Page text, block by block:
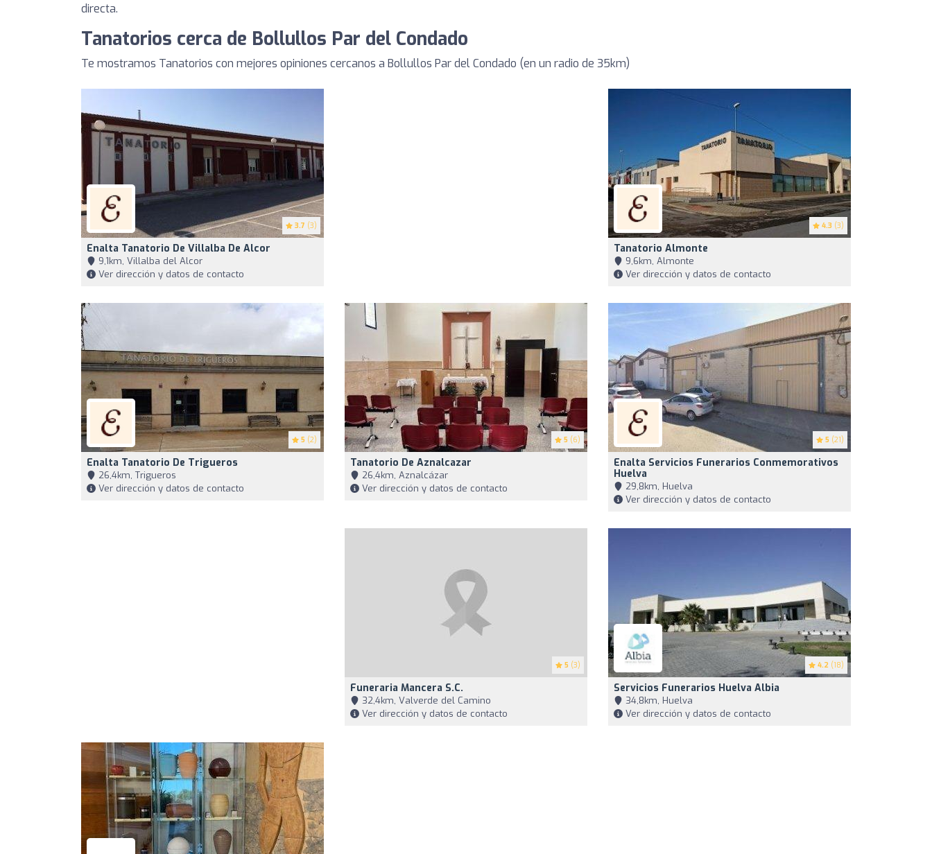
directa.
Tanatorios cerca de Bollullos Par del Condado
Te mostramos Tanatorios con mejores opiniones cercanos a Bollullos Par del Condado (en un radio de 35km)
3.7 (3)
Enalta Tanatorio De Villalba De Alcor
9,1km, Villalba del Alcor
Ver dirección y datos de contacto
4.3 (3)
Tanatorio Almonte
9,6km, Almonte
Ver dirección y datos de contacto
5 (2)
Enalta Tanatorio De Trigueros
26,4km, Trigueros
Ver dirección y datos de contacto
5 (6)
Tanatorio De Aznalcazar
26,4km, Aznalcázar
Ver dirección y datos de contacto
5 (21)
Enalta Servicios Funerarios Conmemorativos
Huelva
29,8km, Huelva
Ver dirección y datos de contacto
5 (3)
Funeraria Mancera S.c.
32,4km, Valverde del Camino
Ver dirección y datos de contacto
4.2 (18)
Servicios Funerarios Huelva Albia
34,8km, Huelva
Ver dirección y datos de contacto